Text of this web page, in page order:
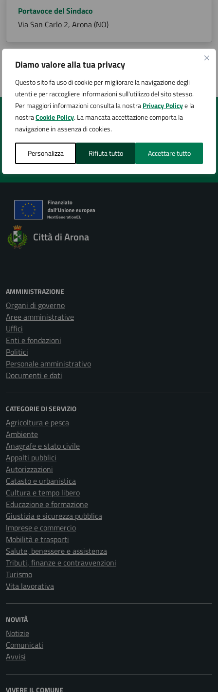
Diamo valore alla tua privacy
Questo sito fa uso di cookie per migliorare la navigazione degli
utenti e per raccogliere informazioni sull'utilizzo del sito stesso.
Per maggiori informazioni consulta la nostraPrivacy Policye la
nostraCookie Policy. La mancata accettazione comporta la
navigazione in assenza di cookies.
Personalizza Rifiuta tutto Accettare tutto
Portavoce del Sindaco
Via San Carlo 2, Arona (NO)
Ultimo aggiornamento: 18/07/2025, 16:18
Quanto sono chiare le informazioni su questa
pagina?
Città di Arona
AMMINISTRAZIONE
Organi di governo
Aree amministrative
Uffici
Enti e fondazioni
Politici
Personale amministrativo
Documenti e dati
CATEGORIE DI SERVIZIO
Agricoltura e pesca
Ambiente
Anagrafe e stato civile
Appalti pubblici
Autorizzazioni
Catasto e urbanistica
Cultura e tempo libero
Educazione e formazione
Giustizia e sicurezza pubblica
Imprese e commercio
Mobilità e trasporti
Salute, benessere e assistenza
Tributi, finanze e contravvenzioni
Turismo
Vita lavorativa
NOVITÀ
Notizie
Comunicati
Avvisi
VIVERE IL COMUNE